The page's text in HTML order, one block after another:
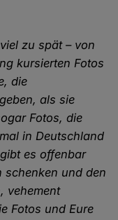
zu spät – von
kursierten Fotos
die
als sie
Fotos, die
in Deutschland
es offenbar
schenken und den
vehement
Fotos und Eure